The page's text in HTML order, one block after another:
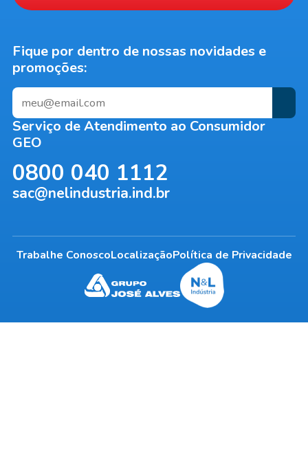
Fique por dentro de nossas novidades e
promoções:
Serviço de Atendimento ao Consumidor
GEO
0800 040 1112
sac@nelindustria.ind.br
Trabalhe ConoscoLocalizaçãoPolítica de Privacidade